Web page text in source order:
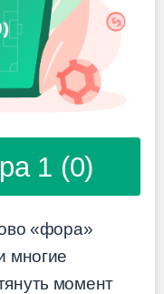
1 (0)
«фора»
многие
момент